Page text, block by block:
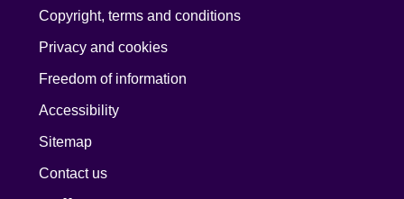
Copyright, terms and conditions
Privacy and cookies
Freedom of information
Accessibility
Sitemap
Contact us